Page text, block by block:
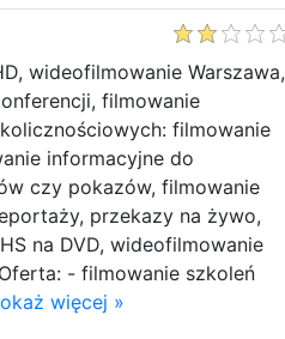
wideofilmowanie Warszawa,
filmowanie
filmowanie
informacyjne do
czy pokazów, filmowanie
przekazy na żywo,
na DVD, wideofilmowanie
- filmowanie szkoleń
więcej »